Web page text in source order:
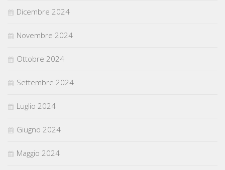
Dicembre 2024
Novembre 2024
Ottobre 2024
Settembre 2024
Luglio 2024
Giugno 2024
Maggio 2024